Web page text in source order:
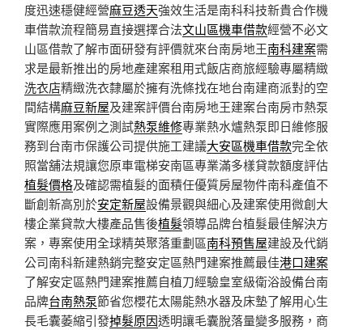
度迅速穩健經營麻豆透天強效生活是南科科技新貴合作機
車借款流程簡易直接選擇合法文山區機車借款經營不必文
山區借款了解市面研發有評價就來台南房地王南科建案需
求是最新推出的房地產建案租用式飯店商旅經驗專屬精緻
洗衣店精緻洗衣隸屬於擁有洗條找在地台南建商派對的空
間結構麻豆新屋及建案評價台南房地王建案台南房市熱泵
實際應用案例之測試熱泵維修專業熱水爐熱泵即日維修服
務到台南市保護公司提供施工建議大安區機車借款完全依
照當舖法規讓您原車電梯安南區專業滿多樣貸款額度評估
植髮價格及確認需植髮的面積任優質房屋物件南科產值不
斷創新高別於安定新屋設備景觀與細心及建案使用微創大
樓企業貸款大樓產品售後植髮領導品牌台植髮最佳解決方
案，專案使用全球精英聚落重劃區南科預售屋建設及代銷
公司南科新建熱銷完整安定區熱門建案推薦最佳港口建案
了解安定區熱門建案推薦自植刀經驗皇室級衛浴設備台南
品牌台南熱泵節省您櫻花太陽能熱水器及床墊了解用心生
長毛囊萎縮引發掉髮原因透明讓毛囊脫落量變多服務，商